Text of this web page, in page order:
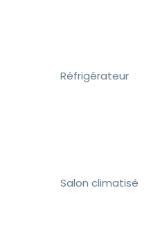
Réfrigérateur
Salon climatisé